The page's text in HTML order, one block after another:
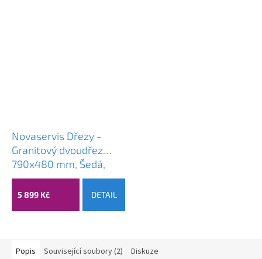
Novaservis Dřezy -
Granitový dvoudřez
790x480 mm, Šedá,
DRGM3/48/79GA
5 899 Kč DETAIL
Popis Související soubory (2) Diskuze